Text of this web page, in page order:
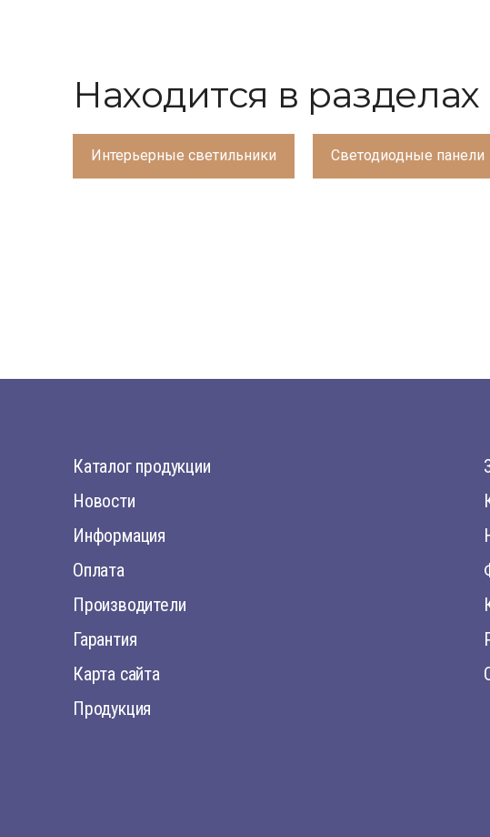
Находится в разделах
Интерьерные светильники Светодиодные панели
Каталог продукции
Новости
Информация
Оплата
Производители
Гарантия
Карта сайта
Продукция